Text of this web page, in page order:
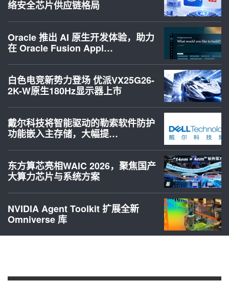
络安全芯片供应链格局
Oracle 推出 AI 原生开发体验，助力
在 Oracle Fusion Appl…
白色电竞新势力登场 优派VX25G26-
2K-W原生180Hz显示器上市
戴尔科技将智能驱动的勒索软件防护
功能嵌入主存储，大幅提…
东方算芯亮相WAIC 2026，聚焦国产
大算力芯片与系统方案
NVIDIA Agent Toolkit 扩展全新
Omniverse 库